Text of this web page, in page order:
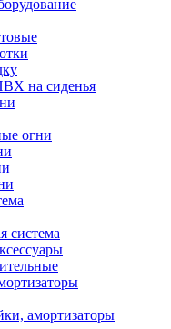
на сиденья
огни
система
амортизаторы